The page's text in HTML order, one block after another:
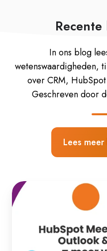
In ons blog
wetenswaardigheden,
over CRM,
Geschreven door
Lees
HubSpot
Meeting
Outlook